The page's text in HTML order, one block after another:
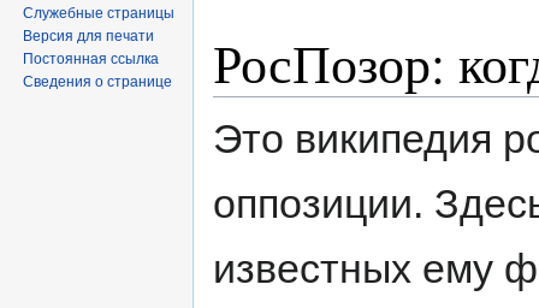
РосПозор:
Это википедия
оппозиции.
известных ему
Служебные страницы
Версия для печати
Постоянная ссылка
Сведения о странице